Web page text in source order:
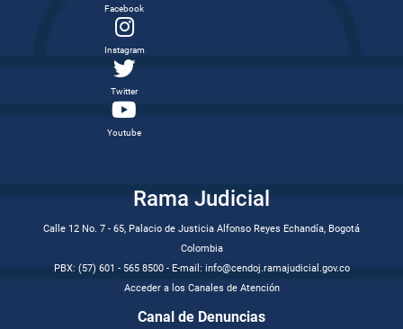
Facebook
Instagram
Twitter
Youtube
Rama Judicial
Calle 12 No. 7 - 65, Palacio de Justicia Alfonso Reyes Echandía, Bogotá
Colombia
PBX: (57) 601 - 565 8500 - E-mail: info@cendoj.ramajudicial.gov.co
Acceder a los Canales de Atención
Canal de Denuncias